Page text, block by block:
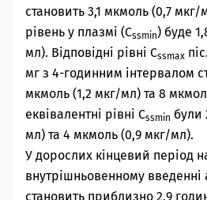
становить 3,1 мкмоль (0,7 мкг/
рівень у плазмі (Cssmin) буде
мл). Відповідні рівні Сssmax
мг з 4-годинним інтервалом
мкмоль (1,2 мкг/мл) та 8
еквівалентні рівні Cssmin були
мл) та 4 мкмоль (0,9 мкг/мл).
У дорослих кінцевий період
внутрішньовенному введенні
становить приблизно 2,9